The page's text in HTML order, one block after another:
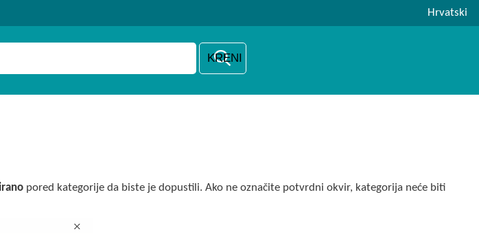
Hrvatski
pored kategorije da biste je dopustili. Ako ne označite potvrdni okvir, kategorija neće biti